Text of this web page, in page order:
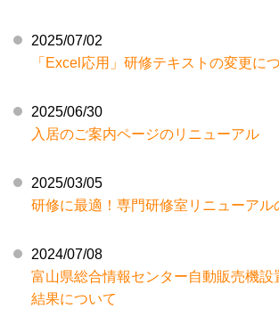
2025/07/02
「Excel応用」研修テキストの変更に
2025/06/30
入居のご案内ページのリニューアル
2025/03/05
研修に最適！専門研修室リニューア
2024/07/08
富山県総合情報センター自動販売機設
結果について